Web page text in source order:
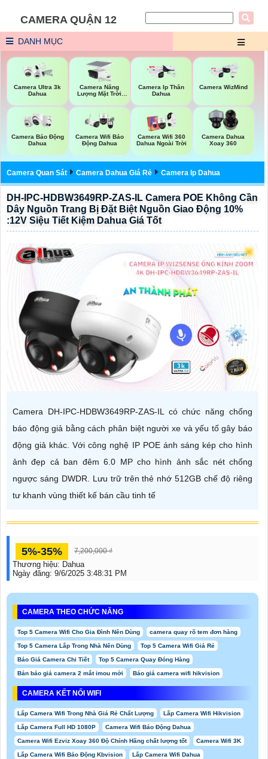
CAMERA QUẬN 12
DANH MỤC
Camera Ultra 3k
Dahua
Camera Năng
Lượng Mặt Trời
Camera Ip Thân
Dahua
Camera WizMind
Camera Báo Động
Dahua
Camera Wifi Báo
Động Dahua
Camera Wifi 360
Dahua Ngoài Trời
Camera Dahua
Xoay 360
Camera Quan Sát Camera Dahua Giá Rẻ Camera Ip Dahua
DH-IPC-HDBW3649RP-ZAS-IL Camera POE Không Cần
Dây Nguồn Trang Bị Đặt Biệt Nguồn Giao Động 10%
:12V Siệu Tiết Kiệm Dahua Giá Tốt
Camera DH-IPC-HDBW3649RP-ZAS-IL có chức năng chống
báo động giả bằng cách phân biệt người xe và yếu tố gây báo
động giả khác. Với công nghệ IP POE ánh sáng kép cho hình
ảnh đẹp cả ban đêm 6.0 MP cho hình ảnh sắc nét chống
ngược sáng DWDR. Lưu trữ trên thẻ nhớ 512GB chế độ riêng
tư khanh vùng thiết kế bán cầu tinh tế
5%-35% 7,200,000 ₫
Thương hiệu: Dahua
Ngày đăng: 9/6/2025 3:48:31 PM
CAMERA THEO CHỨC NĂNG
Top 5 Camera Wifi Cho Gia Đình Nên Dùng camera quay rõ tem đơn hàng
Top 5 Camera Lắp Trong Nhà Nên Dùng Top 5 Camera Wifi Giá Rẻ
Báo Giá Camera Chi Tiết Top 5 Camera Quay Đóng Hàng
Bản báo giá camera 2 mắt imou mới Báo giá camera wifi hikvision
CAMERA KẾT NỐI WIFI
Lắp Camera Wifi Trong Nhà Giá Rẻ Chất Lượng Lắp Camera Wifi Hikvision
Lắp Camera Full HD 1080P Camera Wifi Báo Động Dahua
Camera Wifi Ezviz Xoay 360 Độ Chính Hãng chất lượng tốt Camera Wifi 3K
Lắp Camera Wifi Báo Động Kbvision Lắp Camera Wifi Dahua